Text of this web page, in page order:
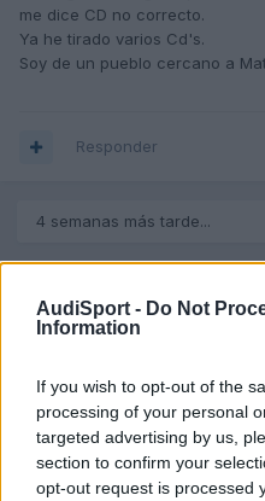
AudiSport - Do Not
Information
If you wish to opt-out of the
processing of your personal
targeted advertising by us,
section to confirm your
opt-out request is processed
me dice CD no correcto.
Ya he tirado varios Cd's.
Soy de un pueblo cercano a
Responder
4 semanas más tarde...